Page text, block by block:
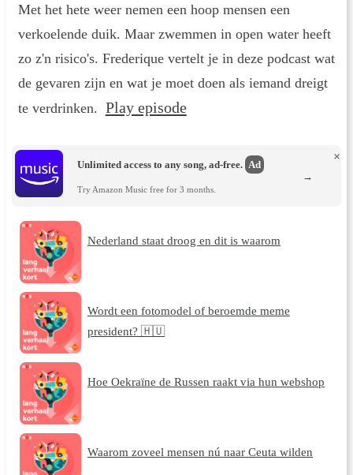
Met het hete weer nemen een hoop mensen een
verkoelende duik. Maar zwemmen in open water heeft
zo z'n risico's. Frederique vertelt je in deze podcast wat
de gevaren zijn en wat je moet doen als iemand dreigt
te verdrinken. Play episode
Unlimited access to any song, ad-free. Ad
Try Amazon Music free for 3 months.
×
→
Nederland staat droog en dit is waarom
Wordt een fotomodel of beroemde meme
president? 🇭🇺
Hoe Oekraïne de Russen raakt via hun webshop
Waarom zoveel mensen nú naar Ceuta wilden